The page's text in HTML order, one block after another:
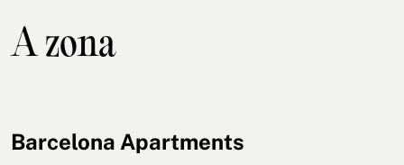
A zona
Barcelona Apartments